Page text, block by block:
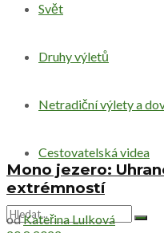
Svět
Druhy výletů
Netradiční výlety a
Cestovatelská videa
Mono jezero:
extrémností
odKateřina Lulková